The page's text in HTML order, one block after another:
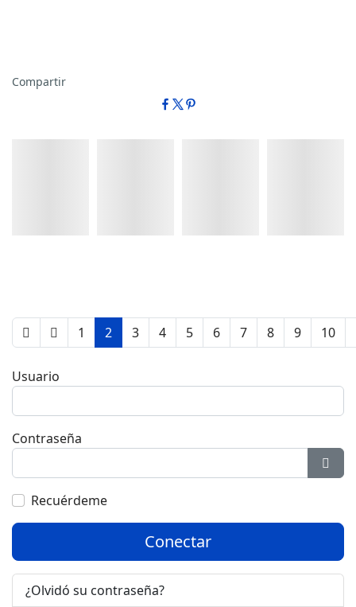
Compartir
1 2 3 4 5 6 7 8 9 10
Usuario
Contraseña
Recuérdeme
Conectar
¿Olvidó su contraseña?